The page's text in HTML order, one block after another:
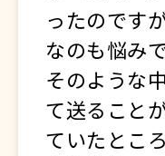
ったのです
なのも悩み
そのような
て送ること
ていたとこ